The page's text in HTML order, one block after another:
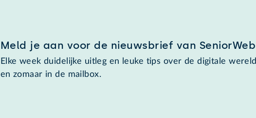
Meld je aan voor de nieuwsbrief van SeniorWeb
Elke week duidelijke uitleg en leuke tips over de digitale
en zomaar in de mailbox.